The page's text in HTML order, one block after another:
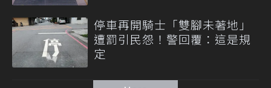
停車再開騎士「雙腳未著地」
遭罰引民怨！警回覆：這是規
定